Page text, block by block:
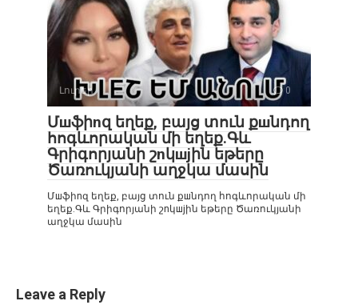
Լուրեր 0
Մшֆիnզ եղեք, բայց տուն քшնդող
հոգևորական մի եղեք.Գև
Գրիգորյանի շnկшjին եթերը
Ծառուկյանի աղջկա մասին
Մшֆիnզ եղեք, բայց տուն քшնդող հոգևորական մի
եղեք.Գև Գրիգորյանի շnկшjին եթերը Ծառուկյանի
աղջկա մասին
Leave a Reply